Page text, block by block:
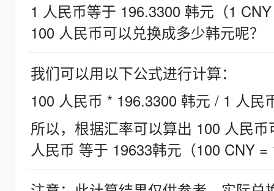
1 人民币等于 196.3300 韩元（1
100 人民币可以兑换成多少韩元呢？
我们可以用以下公式进行计算：
100 人民币 * 196.3300 韩元 / 1 人民
所以，根据汇率可以算出 100 人民
人民币 等于 19633韩元（100 CNY =